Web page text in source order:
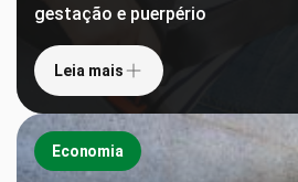
gestação e puerpério
Leia mais
Economia